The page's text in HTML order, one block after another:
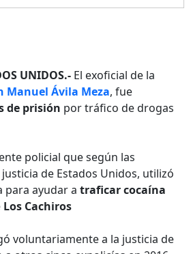
UNIDOS.- El exoficial de la
Manuel Ávila Meza, fue
de prisión por tráfico de drogas
policial que según las
de Estados Unidos, utilizó
para ayudar a traficar cocaína
Los Cachiros
voluntariamente a la justicia de